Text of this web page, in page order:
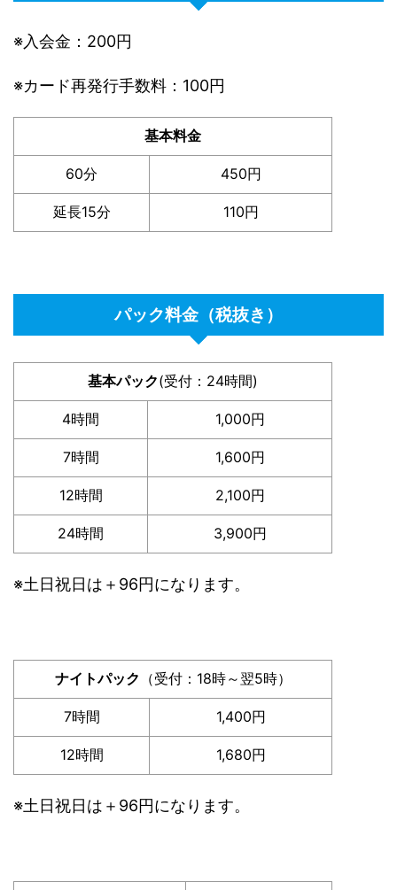
※入会金：200円
※カード再発行手数料：100円
基本料金
60分 450円
延長15分 110円
パック料金（税抜き）
基本パック(受付：24時間)
4時間 1,000円
7時間 1,600円
12時間 2,100円
24時間 3,900円
※土日祝日は＋96円になります。
ナイトパック （受付：18時～翌5時）
7時間 1,400円
12時間 1,680円
※土日祝日は＋96円になります。